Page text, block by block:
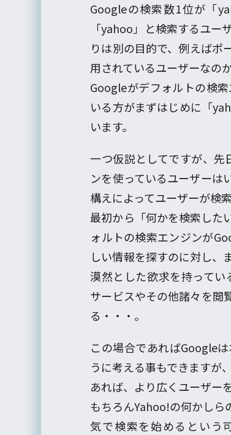
Googleの検索数1位が「
「yahoo」と検索するユー
りは別の目的で、例えばポ
用されているユーザーなの
Googleがデフォルトの検
いる方がまずはじめに「
います。
一つ仮説としてですが、
ンを使っているユーザーは
構えによってユーザーが検
最初から「何かを検索した
ォルトの検索エンジンが
しい情報を探すのに対し、
漠然とした欲求を持って
サービスやその他諸々を閲
る・・・。
この場合であればGoogle
うに考える事もできますが
あれば、より広くユーザー
もちろんYahoo!の何かしら
気で検索を始めるという